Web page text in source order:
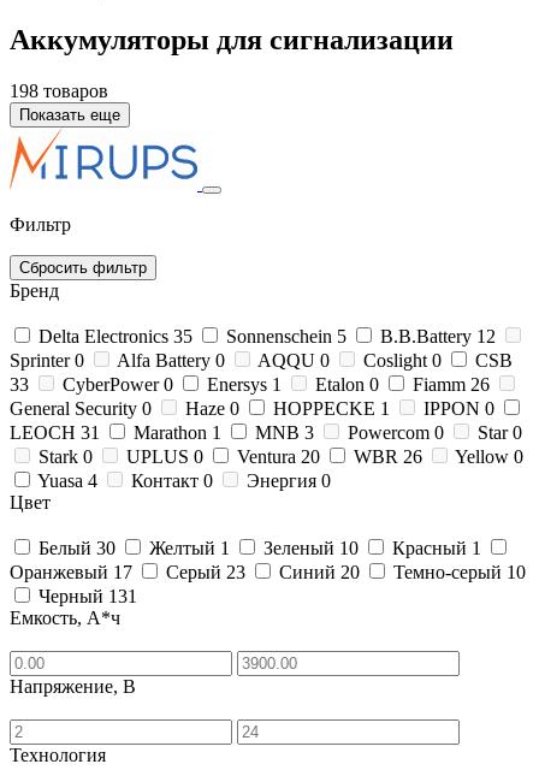
Аккумуляторы для сигнализации
198 товаров
Показать еще
Фильтр
Сбросить фильтр
Бренд
Delta Electronics 35 Sonnenschein 5 B.B.Bаttery 12
Sprinter 0 Alfa Battery 0 AQQU 0 Coslight 0
CSB
33
CyberPower 0 Enersys 1 Etalon 0 Fiamm 26
General Security 0 Haze 0 HOPPECKE 1 IPPON 0
LEOCH 31 Marathon 1 MNB 3 Powercom 0 Star 0
Stark 0 UPLUS 0 Ventura 20 WBR 26 Yellow 0
Yuasa 4 Контакт 0 Энергия 0
Цвет
Белый 30 Желтый 1 Зеленый 10 Красный 1
Оранжевый 17 Серый 23 Синий 20 Темно-серый 10
Черный 131
Емкость, А*ч
Напряжение, В
Технология